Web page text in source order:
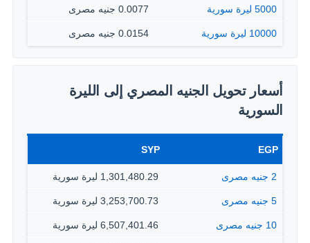
5000 ليرة سورية 0.0077 جنيه مصرى
10000 ليرة سورية 0.0154 جنيه مصرى
أسعار تحويل الجنيه المصري إلى الليرة
السورية
EGP
SYP
2 جنيه مصرى 1,301,480.29 ليرة سورية
5 جنيه مصرى 3,253,700.73 ليرة سورية
10 جنيه مصرى 6,507,401.46 ليرة سورية